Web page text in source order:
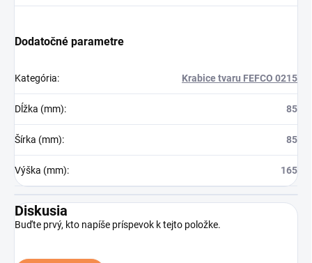
Dodatočné parametre
Kategória: Krabice tvaru FEFCO 0215
Dĺžka (mm): 85
Šírka (mm): 85
Výška (mm): 165
Diskusia
Buďte prvý, kto napíše príspevok k tejto položke.